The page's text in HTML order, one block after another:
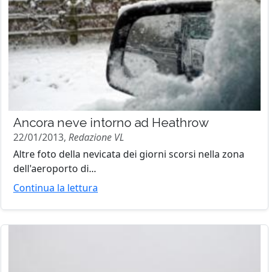
Ancora neve intorno ad Heathrow
22/01/2013, Redazione VL
Altre foto della nevicata dei giorni scorsi nella zona
dell'aeroporto di...
Continua la lettura